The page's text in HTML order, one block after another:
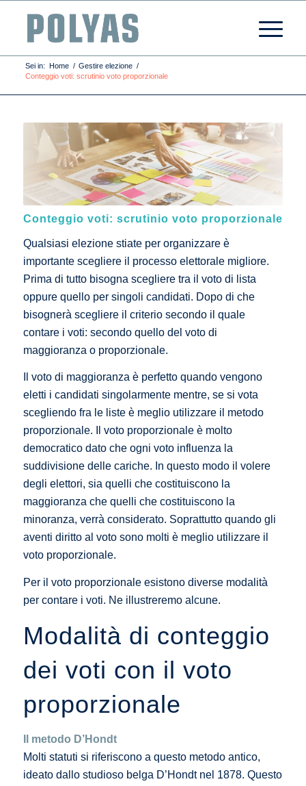
Sei in: Home / Gestire elezione /
Conteggio voti: scrutinio voto proporzionale
Conteggio voti: scrutinio voto proporzionale
Qualsiasi elezione stiate per organizzare è
importante scegliere il processo elettorale migliore.
Prima di tutto bisogna scegliere tra il voto di lista
oppure quello per singoli candidati. Dopo di che
bisognerà scegliere il criterio secondo il quale
contare i voti: secondo quello del voto di
maggioranza o proporzionale.
Il voto di maggioranza è perfetto quando vengono
eletti i candidati singolarmente mentre, se si vota
scegliendo fra le liste è meglio utilizzare il metodo
proporzionale. Il voto proporzionale è molto
democratico dato che ogni voto influenza la
suddivisione delle cariche. In questo modo il volere
degli elettori, sia quelli che costituiscono la
maggioranza che quelli che costituiscono la
minoranza, verrà considerato. Soprattutto quando gli
aventi diritto al voto sono molti è meglio utilizzare il
voto proporzionale.
Per il voto proporzionale esistono diverse modalità
per contare i voti. Ne illustreremo alcune.
Modalità di conteggio
dei voti con il voto
proporzionale
metodo D’Hondt
Molti statuti si riferiscono a questo metodo antico,
ideato dallo studioso belga D’Hondt nel 1878. Questo